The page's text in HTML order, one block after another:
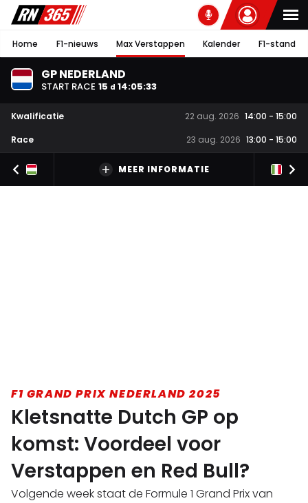
Home F1-nieuws Max Verstappen Kalender F1-stand
GP NEDERLAND
START RACE 15 d 14:05:32
Kwalificatie 22 aug. 2026 14:00 - 15:00
Race
23 aug. 2026 13:00 - 15:00
MEER INFORMATIE
F1 GRAND PRIX NEDERLAND 2025
Kletsnatte Dutch GP op
komst: Voordeel voor
Verstappen en Red Bull?
Volgende week staat de Formule 1 Grand Prix van